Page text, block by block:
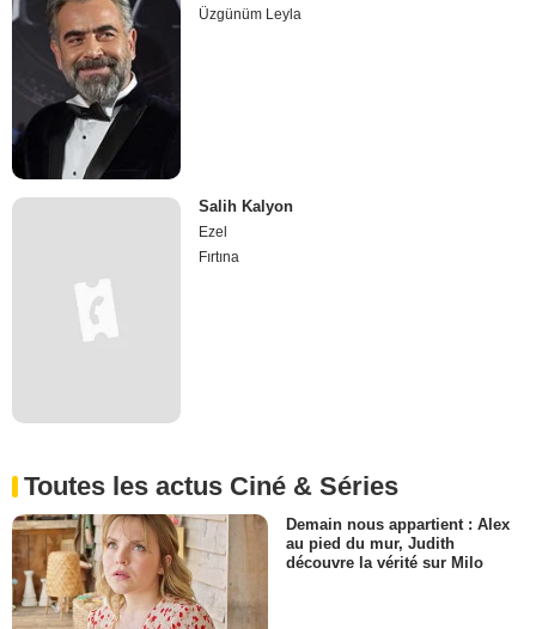
Üzgünüm Leyla
Salih Kalyon
Ezel
Fırtına
Toutes les actus Ciné & Séries
Demain nous appartient : Alex
au pied du mur, Judith
découvre la vérité sur Milo